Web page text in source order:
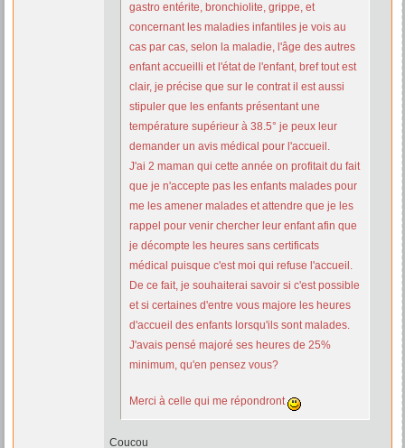
gastro entérite, bronchiolite, grippe, et
concernant les maladies infantiles je vois au
cas par cas, selon la maladie, l'âge des autres
enfant accueilli et l'état de l'enfant, bref tout est
clair, je précise que sur le contrat il est aussi
stipuler que les enfants présentant une
température supérieur à 38.5° je peux leur
demander un avis médical pour l'accueil.
J'ai 2 maman qui cette année on profitait du fait
que je n'accepte pas les enfants malades pour
me les amener malades et attendre que je les
rappel pour venir chercher leur enfant afin que
je décompte les heures sans certificats
médical puisque c'est moi qui refuse l'accueil.
De ce fait, je souhaiterai savoir si c'est possible
et si certaines d'entre vous majore les heures
d'accueil des enfants lorsqu'ils sont malades.
J'avais pensé majoré ses heures de 25%
minimum, qu'en pensez vous?
Merci à celle qui me répondront
Coucou